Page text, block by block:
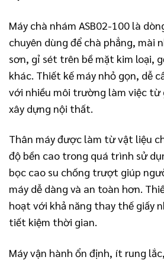
Máy chà nhám ASB02-100 là
chuyên dùng để chà phẳng, mài
sơn, gỉ sét trên bề mặt kim loại,
khác. Thiết kế máy nhỏ gọn, dễ
với nhiều môi trường làm việc từ
xây dựng nội thất.
Thân máy được làm từ vật liệu
độ bền cao trong quá trình sử
bọc cao su chống trượt giúp
máy dễ dàng và an toàn hơn.
hoạt với khả năng thay thế giấy
tiết kiệm thời gian.
Máy vận hành ổn định, ít rung